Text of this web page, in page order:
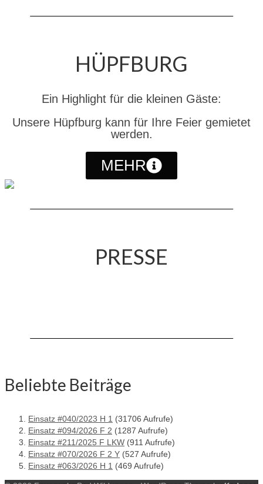
HÜPFBURG
Ein Highlight für die kleinen Gäste:
Unsere Hüpfburg kann für Ihre Feier gemietet
werden.
MEHR
PRESSE
Beliebte Beiträge
Einsatz #040/2023 H 1 (31706 Aufrufe)
Einsatz #094/2026 F 2 (1287 Aufrufe)
Einsatz #211/2025 F LKW (911 Aufrufe)
Einsatz #070/2026 F 2 Y (527 Aufrufe)
Einsatz #063/2026 H 1 (469 Aufrufe)